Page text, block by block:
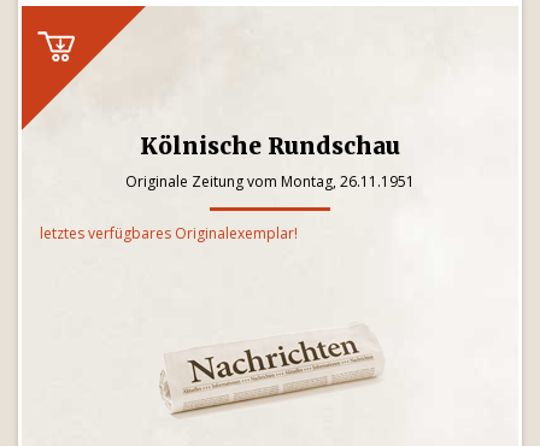
Kölnische Rundschau
Originale Zeitung vom Montag, 26.11.1951
letztes verfügbares Originalexemplar!